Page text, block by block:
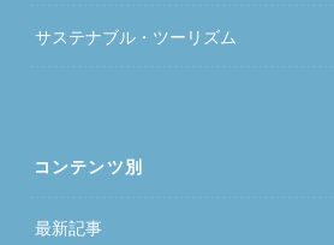
サステナブル・ツーリズム
コンテンツ別
最新記事